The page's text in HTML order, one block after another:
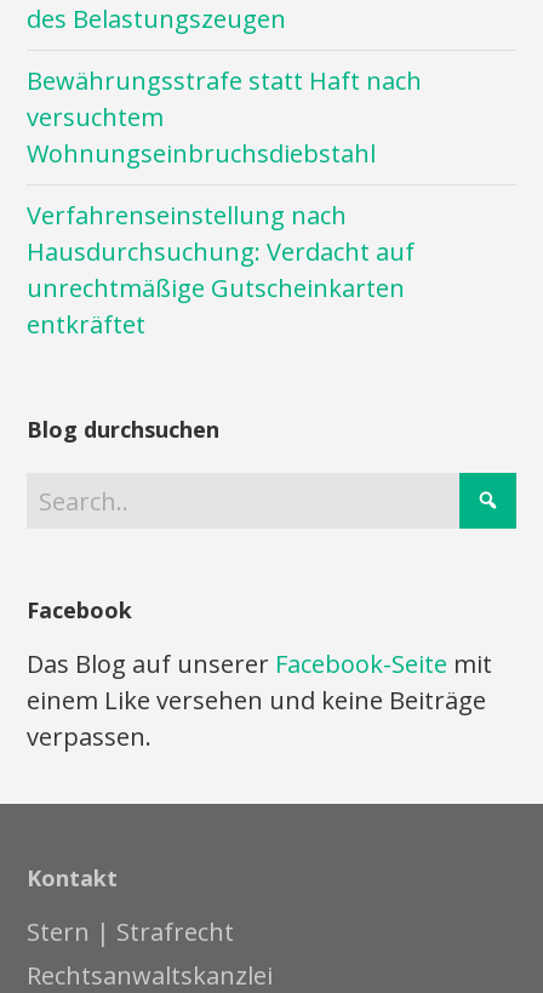
des Belastungszeugen
Bewährungsstrafe statt Haft nach
versuchtem
Wohnungseinbruchsdiebstahl
Verfahrenseinstellung nach
Hausdurchsuchung: Verdacht auf
unrechtmäßige Gutscheinkarten
entkräftet
Blog durchsuchen
Facebook
Das Blog auf unserer Facebook-Seite mit
einem Like versehen und keine Beiträge
verpassen.
Kontakt
Stern | Strafrecht
Rechtsanwaltskanzlei